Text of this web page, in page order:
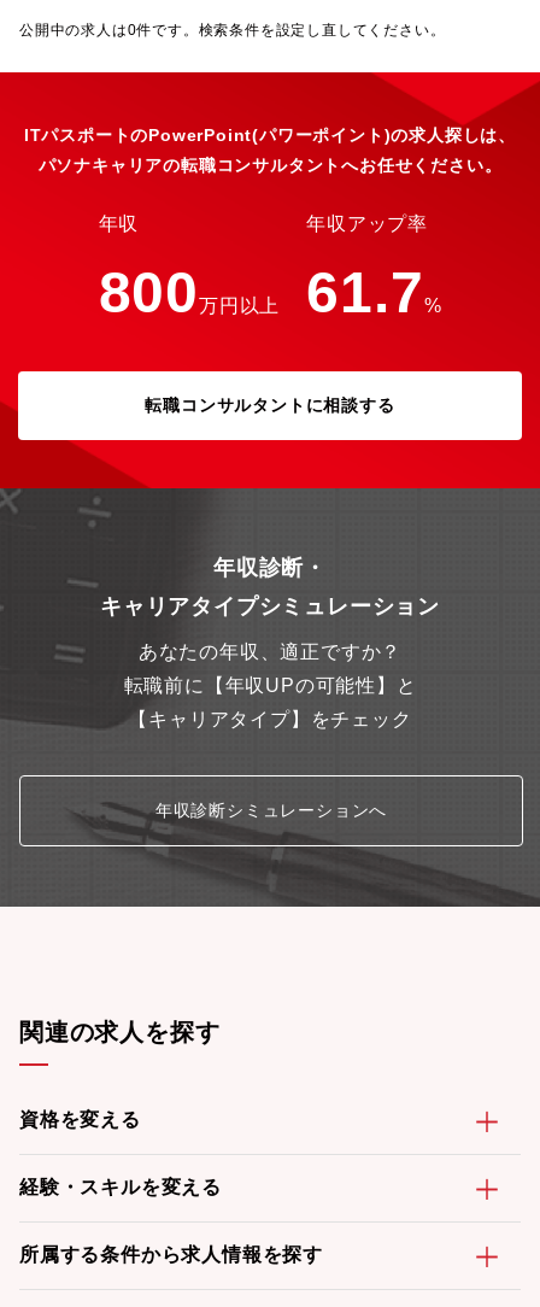
公開中の求人は0件です。検索条件を設定し直してください。
ITパスポートのPowerPoint(パワーポイント)の求人探しは、
パソナキャリアの転職コンサルタントへお任せください。
年収
800万円以上
年収アップ率
61.7%
転職コンサルタントに相談する
年収診断・
キャリアタイプシミュレーション
あなたの年収、適正ですか？
転職前に【年収UPの可能性】と
【キャリアタイプ】をチェック
年収診断シミュレーションへ
関連の求人を探す
資格を変える
経験・スキルを変える
所属する条件から求人情報を探す